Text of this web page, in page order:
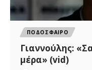
ΠΟΔΟΣΦΑΙΡΟ
Γιαννούλης:
μέρα» (vid)